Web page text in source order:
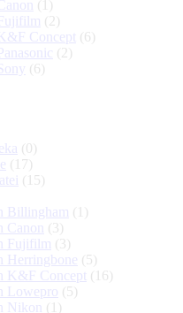
(1)
(2)
Concept (6)
(2)
(6)
(0)
(17)
(15)
Billingham (1)
(3)
Fujifilm (3)
Herringbone (5)
K&F Concept (16)
Lowepro (5)
Nikon
(1)